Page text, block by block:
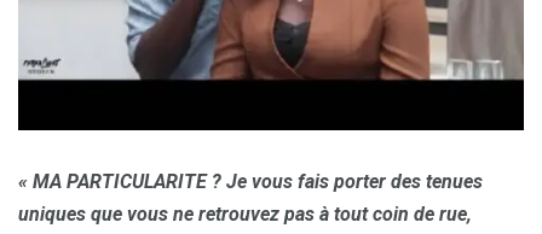
« MA PARTICULARITE ? Je vous fais porter des tenues
uniques que vous ne retrouvez pas à tout coin de rue,